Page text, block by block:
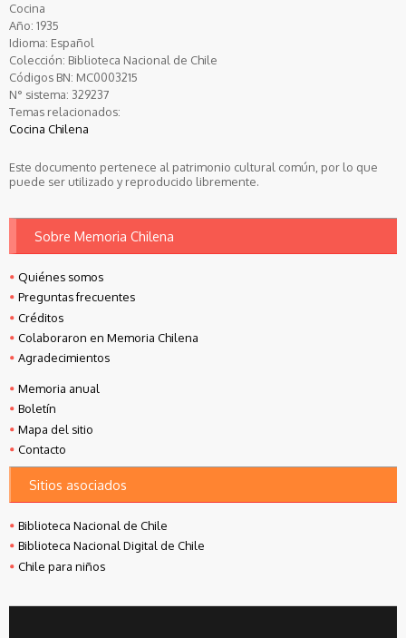
Cocina
Año: 1935
Idioma: Español
Colección: Biblioteca Nacional de Chile
Códigos BN: MC0003215
N° sistema: 329237
Temas relacionados:
Cocina Chilena
Este documento pertenece al patrimonio cultural común, por lo que
puede ser utilizado y reproducido libremente.
Sobre Memoria Chilena
Quiénes somos
Preguntas frecuentes
Créditos
Colaboraron en Memoria Chilena
Agradecimientos
Memoria anual
Boletín
Mapa del sitio
Contacto
Sitios asociados
Biblioteca Nacional de Chile
Biblioteca Nacional Digital de Chile
Chile para niños